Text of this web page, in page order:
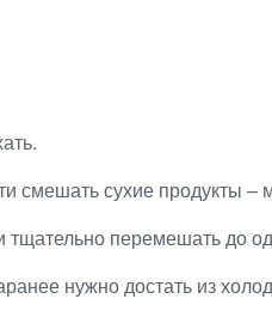
смешать сухие продукты –
тщательно перемешать до
нужно достать из